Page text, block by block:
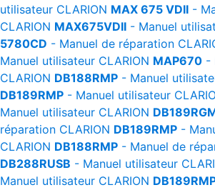
utilisateur CLARION MAX 675 VDII -
CLARION MAX675VDII - Manuel
5780CD - Manuel de réparation
Manuel utilisateur CLARION MAP670 -
CLARION DB188RMP - Manuel
DB189RMP - Manuel utilisateur
Manuel utilisateur CLARION
réparation CLARION DB189RMP -
CLARION DB188RMP - Manuel de
DB288RUSB - Manuel utilisateur
Manuel utilisateur CLARION